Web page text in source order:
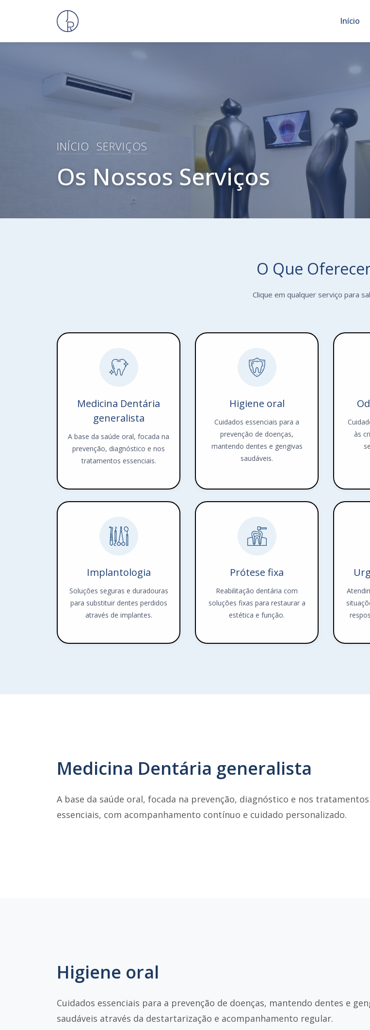
Início
INÍCIO SERVIÇOS
Os Nossos Serviços
O Que
Clique em qualquer serviço para
Medicina Dentária
generalista
A base da saúde oral, focada na
prevenção, diagnóstico e nos
tratamentos essenciais.
Higiene oral
Cuidados essenciais para a
prevenção de doenças,
mantendo dentes e gengivas
saudáveis.
às
Implantologia
Soluções seguras e duradouras
para substituir dentes perdidos
através de implantes.
Prótese fixa
Reabilitação dentária com
soluções fixas para restaurar a
estética e função.
Medicina Dentária generalista
A base da saúde oral, focada na prevenção, diagnóstico e nos tratamentos
essenciais, com acompanhamento contínuo e cuidado personalizado.
Higiene oral
Cuidados essenciais para a prevenção de doenças, mantendo dentes e
saudáveis através da destartarização e acompanhamento regular.